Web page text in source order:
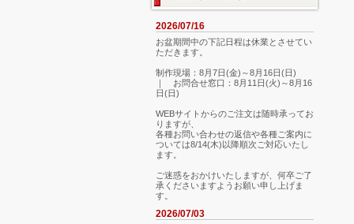
2026/07/16
お盆期間中の下記日程は休業とさせてい
ただきます。
制作現場：8月7日(金)～8月16日(日)
｜ お問合せ窓口：8月11日(火)～8月16
日(日)
WEBサイトからのご注文は随時承ってお
りますが、
各種お問い合わせの返信や各種ご案内に
ついては8/14(木)以降順次ご対応いたし
ます。
ご迷惑をおかけいたしますが、何卒ご了
承くださいますようお願い申し上げま
す。
2026/07/03